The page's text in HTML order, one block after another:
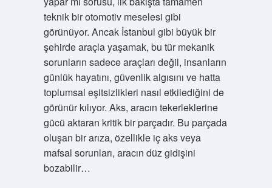
teknik bir otomotiv meselesi gibi
görünüyor. Ancak İstanbul gibi büyük bir
şehirde araçla yaşamak, bu tür mekanik
sorunların sadece araçları değil, insanların
günlük hayatını, güvenlik algısını ve hatta
toplumsal eşitsizlikleri nasıl etkilediğini de
görünür kılıyor. Aks, aracın tekerleklerine
gücü aktaran kritik bir parçadır. Bu parçada
oluşan bir arıza, özellikle iç aks veya
mafsal sorunları, aracın düz gidişini
bozabilir…